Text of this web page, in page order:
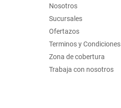
Nosotros
Sucursales
Ofertazos
Terminos y Condiciones
Zona de cobertura
Trabaja con nosotros